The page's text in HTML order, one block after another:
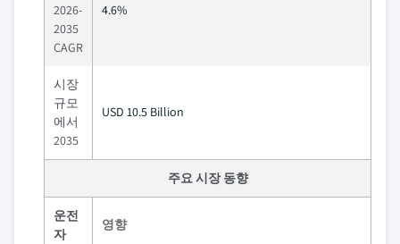
2026-
2035
CAGR
4.6%
시장
규모
에서
2035
USD 10.5 Billion
주요 시장 동향
운전
자
영향